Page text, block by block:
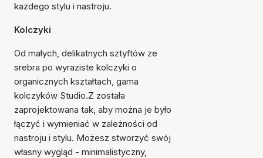
każdego stylu i nastroju.
Kolczyki
Od małych, delikatnych sztyftów ze
srebra po wyraziste kolczyki o
organicznych kształtach, gama
kolczyków Studio.Z została
zaprojektowana tak, aby można je było
łączyć i wymieniać w zależności od
nastroju i stylu. Możesz stworzyć swój
własny wygląd - minimalistyczny,